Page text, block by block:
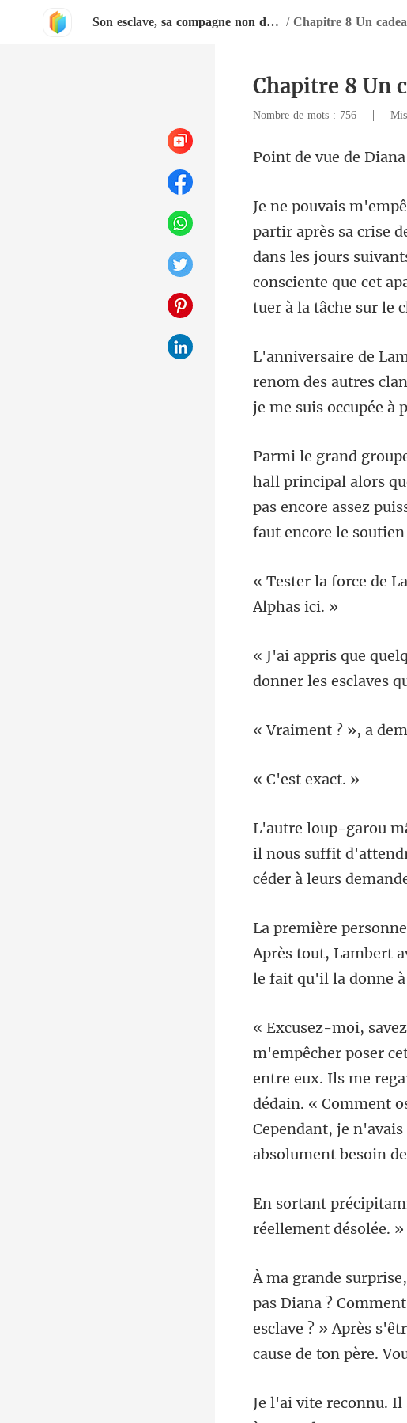
Son esclave, sa compagne non désirée / Chapitre 8 Un
Chapitre 8 Un
Nombre de mots : 756 |
e vue d
dans les jours
consciente que cet
renom des autres
pas encore assez
donner les
st ex
il nous suffit
Après tout, Lambert
entre eux. Ils me
dédain. « Comment
réellement
esclave ? » Après